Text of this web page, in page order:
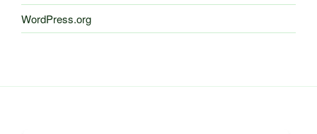
WordPress.org